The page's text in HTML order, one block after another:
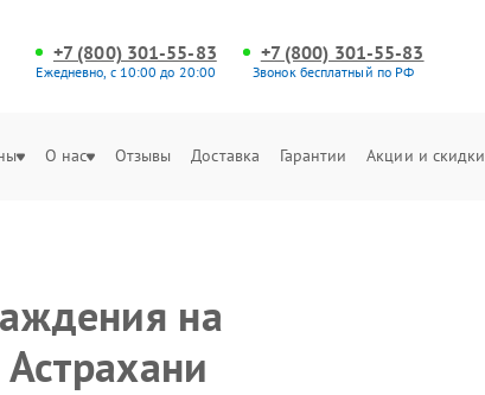
+7 (800) 301-55-83
Ежедневно, с 10:00 до 20:00
+7 (800) 301-55-83
Звонок бесплатный по РФ
О нас Отзывы Доставка Гарантии Акции и скидки
на